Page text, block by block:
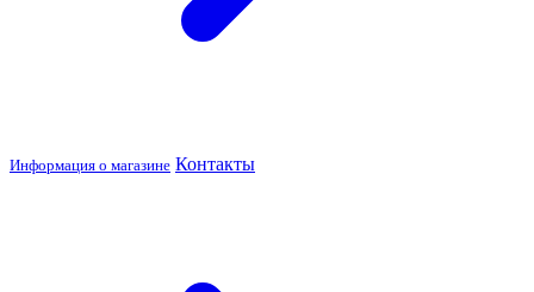
Информация о магазине Контакты